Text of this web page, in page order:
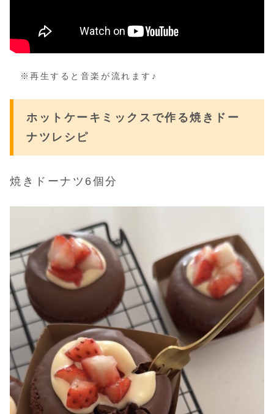
※再生すると音楽が流れます♪
ホットケーキミックスで作る焼きドー
ナツレシピ
焼きドーナツ6個分